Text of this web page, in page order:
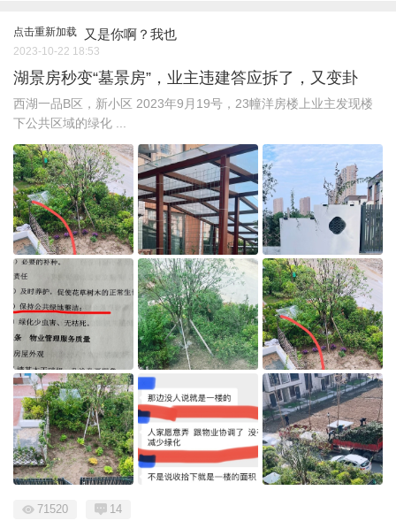
点击重新加载 又是你啊？我也
2023-10-22 18:53
湖景房秒变“墓景房”，业主违建答应拆了，又变卦
西湖一品B区，新小区 2023年9月19号，23幢洋房楼上业主发现楼
下公共区域的绿化 ...
71520 14